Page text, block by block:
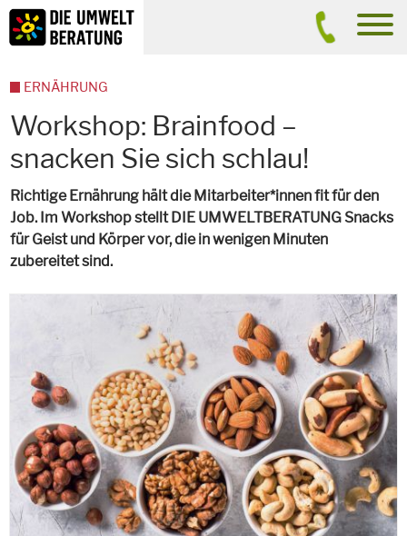
Inhalt
Suche
Workshop: Brainfood –
snacken Sie sich schlau!
Richtige Ernährung hält die Mitarbeiter*innen fit für den
Job. Im Workshop stellt DIE UMWELTBERATUNG Snacks
für Geist und Körper vor, die in wenigen Minuten
zubereitet sind.
ERNÄHRUNG